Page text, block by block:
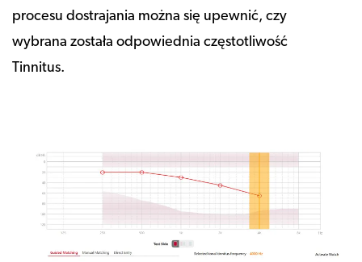
procesu dostrajania można się upewnić, czy
wybrana została odpowiednia częstotliwość
Tinnitus.